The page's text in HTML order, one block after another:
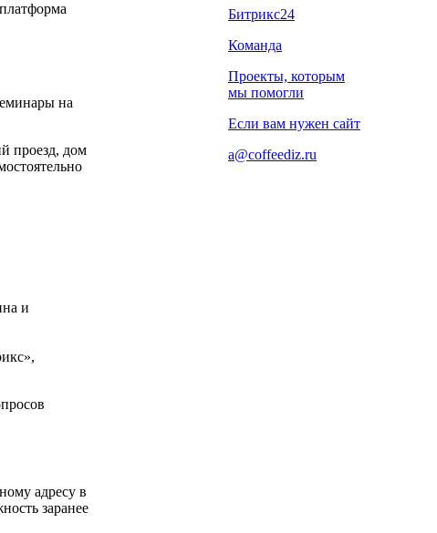
на
проезд, дом
и
адресу в
заранее
Битрикс24
Команда
Проекты, которым
мы помогли
Если вам нужен сайт
a@coffeediz.ru